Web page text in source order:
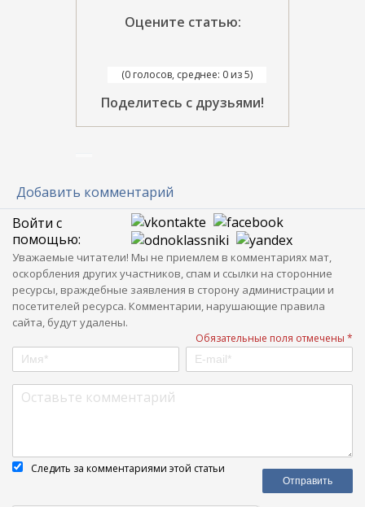
Оцените статью:
(0 голосов, среднее: 0 из 5)
Поделитесь с друзьями!
Добавить комментарий
Войти с
помощью:
Уважаемые читатели! Мы не приемлем в комментариях мат,
оскорбления других участников, спам и ссылки на сторонние
ресурсы, враждебные заявления в сторону администрации и
посетителей ресурса. Комментарии, нарушающие правила
сайта, будут удалены.
Обязательные поля отмечены *
Следить за комментариями этой статьи